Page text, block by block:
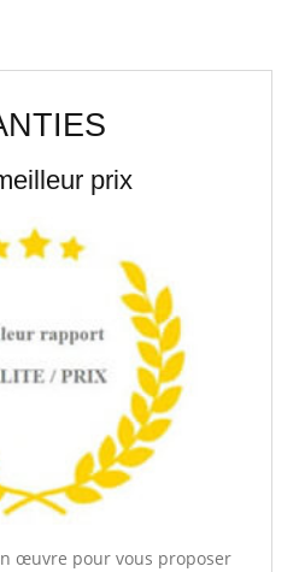
prix
œuvre pour vous proposer